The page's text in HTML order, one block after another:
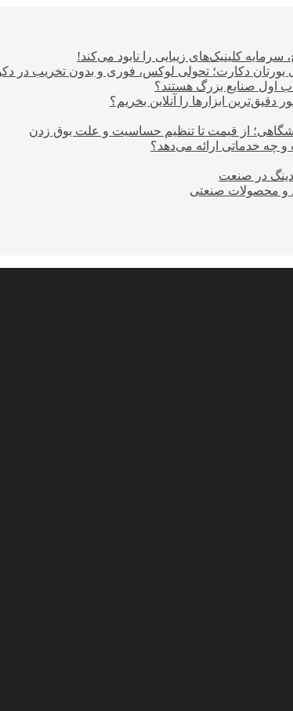
سرمایه کلینیک‌های زیبایی را نابود می‌کند!
یورتان دکارت؛ تحولی لوکس، فوری و بدون تخریب در
ابزارها را آنلاین بخریم؟
از قیمت تا تنظیم حساسیت و علت بوق زدن
در صنعت
و محصولات صنعتی